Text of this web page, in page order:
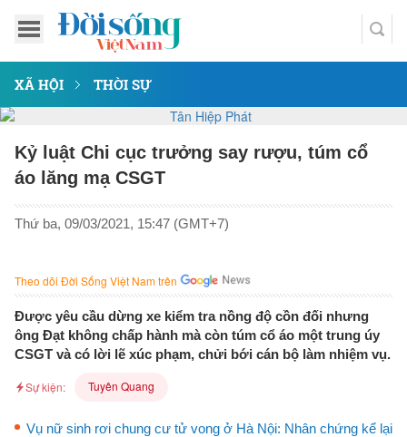
XÃ HỘI THỜI SỰ
Kỷ luật Chi cục trưởng say rượu, túm cổ
áo lăng mạ CSGT
Thứ ba, 09/03/2021, 15:47 (GMT+7)
Theo dõi Đời Sống Việt Nam trên
Được yêu cầu dừng xe kiểm tra nồng độ cồn đối nhưng
ông Đạt không chấp hành mà còn túm cổ áo một trung úy
CSGT và có lời lẽ xúc phạm, chửi bới cán bộ làm nhiệm vụ.
Sự kiện: Tuyên Quang
Vụ nữ sinh rơi chung cư tử vong ở Hà Nội: Nhân chứng kể lại